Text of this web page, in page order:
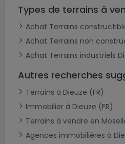
Types de terrains à
Achat Terrains
Achat Terrains non
Achat Terrains industriels
Autres recherches
Terrains à Dieuze (FR)
Immobilier à Dieuze (FR)
Terrains à vendre en
Agences immobilières à